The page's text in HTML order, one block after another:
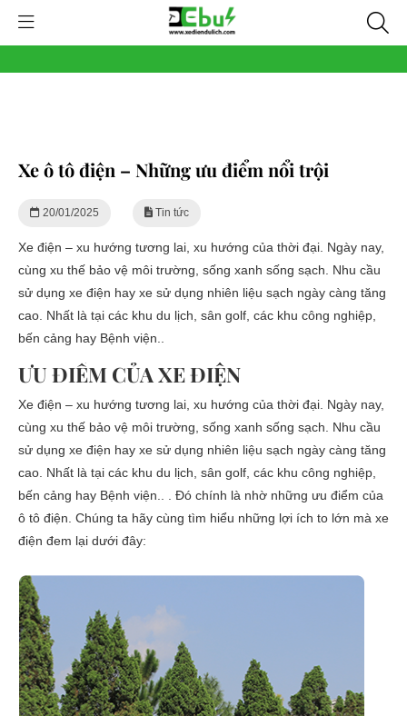
Xe ô tô điện – Những ưu điểm nổi trội
20/01/2025 Tin tức
Xe điện – xu hướng tương lai, xu hướng của thời đại. Ngày nay,
cùng xu thế bảo vệ môi trường, sống xanh sống sạch. Nhu cầu
sử dụng xe điện hay xe sử dụng nhiên liệu sạch ngày càng tăng
cao. Nhất là tại các khu du lịch, sân golf, các khu công nghiệp,
bến cảng hay Bệnh viện..
ƯU ĐIỂM CỦA XE ĐIỆN
Xe điện – xu hướng tương lai, xu hướng của thời đại. Ngày nay,
cùng xu thế bảo vệ môi trường, sống xanh sống sạch. Nhu cầu
sử dụng xe điện hay xe sử dụng nhiên liệu sạch ngày càng tăng
cao. Nhất là tại các khu du lịch, sân golf, các khu công nghiệp,
bến cảng hay Bệnh viện.. . Đó chính là nhờ những ưu điểm của
ô tô điện. Chúng ta hãy cùng tìm hiểu những lợi ích to lớn mà xe
điện đem lại dưới đây: